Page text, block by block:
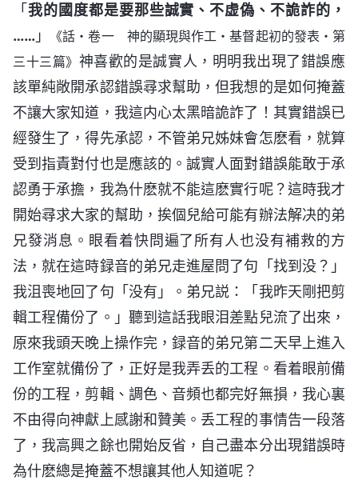
「我的國度都是要那些誠實、不虚偽、不詭詐的，
…… 」
《話・卷一 神的顯現與作工・基督起初的發表・第
三十三篇》 神喜歡的是誠實人，明明我出現了錯誤應
該單純敞開承認錯誤尋求幫助，但我想的是如何掩蓋
不讓大家知道，我這内心太黑暗詭詐了！其實錯誤已
經發生了，得先承認，不管弟兄姊妹會怎麽看，就算
受到指責對付也是應該的。誠實人面對錯誤能敢于承
認勇于承擔，我為什麽就不能這麽實行呢？這時我才
開始尋求大家的幫助，挨個兒給可能有辦法解决的弟
兄發消息。眼看着快問遍了所有人也没有補救的方
法，就在這時録音的弟兄走進屋問了句「找到没？」
我沮喪地回了句「没有」。弟兄説：「我昨天剛把剪
輯工程備份了。」聽到這話我眼泪差點兒流了出來，
原來我頭天晚上操作完，録音的弟兄第二天早上進入
工作室就備份了，正好是我弄丢的工程。看着眼前備
份的工程，剪輯、調色、音頻也都完好無損，我心裏
不由得向神獻上感謝和贊美。丢工程的事情告一段落
了，我高興之餘也開始反省，自己盡本分出現錯誤時
為什麽總是掩蓋不想讓其他人知道呢？